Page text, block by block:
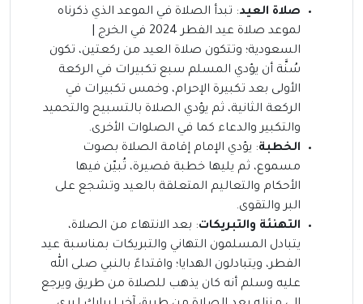
صلاة العيد: تبدأ الصلاة في الموعد الذي ذكرناه
لموعد صلاة عيد الفطر 2024 في الخرج |
السعودية؛ وتتكون صلاة العيد من ركعتين، تكون
سُنَّة أن يؤدي المسلم سبع تكبيرات في الركعة
الأولى بعد تكبيرة الإحرام، وخمس تكبيرات في
الركعة الثانية، ثم يؤدي الصلاة بالتسبيح والتحميد
والتكبير والدعاء كما في الصلوات الأخرى.
الخطبة: يؤدي الإمام إقامة الصلاة بصوت
مسموع، ثم يليها خطبة قصيرة، تُبيّن فيها
الأحكام والتعاليم المتعلقة بالعيد وتشجع على
البر والتقوى.
التهنئة والتبريكات: بعد الانتهاء من الصلاة،
يتبادل المسلمون التهاني والتبريكات بمناسبة عيد
الفطر، ويتبادلون الهدايا؛ واقتداءً بالنبي صلى الله
عليه وسلم أنه كان يذهب للصلاة من طريق ويرجع